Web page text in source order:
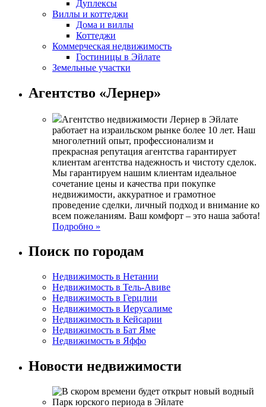
Дуплексы
Виллы и коттеджи
Дома и виллы
Коттеджи
Коммерческая недвижимость
Гостиницы в Эйлате
Земельные участки
Агентство «Лернер»
Агентство недвижимости Лернер в Эйлате
работает на израильском рынке более 10 лет. Наш
многолетний опыт, профессионализм и
прекрасная репутация агентства гарантирует
клиентам агентства надежность и чистоту сделок.
Мы гарантируем нашим клиентам идеальное
сочетание цены и качества при покупке
недвижимости, аккуратное и грамотное
проведение сделки, личный подход и внимание ко
всем пожеланиям. Ваш комфорт – это наша забота!
Подробно »
Поиск по городам
Недвижимость в Нетании
Недвижимость в Тель-Авиве
Недвижимость в Герцлии
Недвижимость в Иерусалиме
Недвижимость в Кейсарии
Недвижимость в Бат Яме
Недвижимость в Яффо
Новости недвижимости